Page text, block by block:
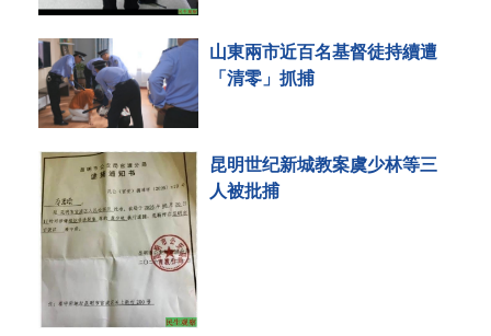
山東兩市近百名基督徒持續遭
「清零」抓捕
昆明世纪新城教案虞少林等三
人被批捕